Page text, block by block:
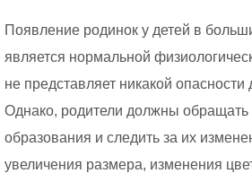
Появление родинок у детей в
является нормальной
не представляет никакой опасности
Однако, родители должны обращать
образования и следить за их
увеличения размера, изменения